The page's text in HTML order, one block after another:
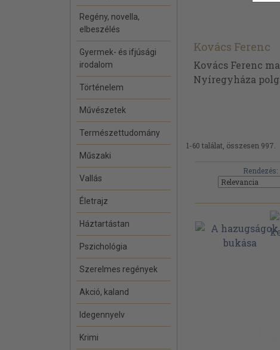
Regény, novella,
elbeszélés
Gyermek- és ifjúsági
irodalom
Történelem
Művészetek
Természettudomány
Műszaki
Vallás
Életrajz
Háztartástan
Pszichológia
Szerelmes regények
Akció, kaland
Idegennyelv
Krimi
Kovács Ferenc
Kovács Ferenc
Nyíregyháza
1-60 találat, összesen 997.
Rendezés: